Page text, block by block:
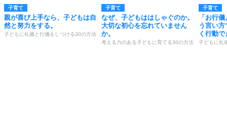
子育て
親が喜び上手なら、子どもは自
然と努力をする。
子どもに礼儀と行儀をしつける30の方法
子育て
なぜ、子どもははしゃぐのか。
大切な初心を忘れていません
か。
考える力のある子どもに育てる30の方法
子育て
「お行
う言い
く行動
子どもに礼